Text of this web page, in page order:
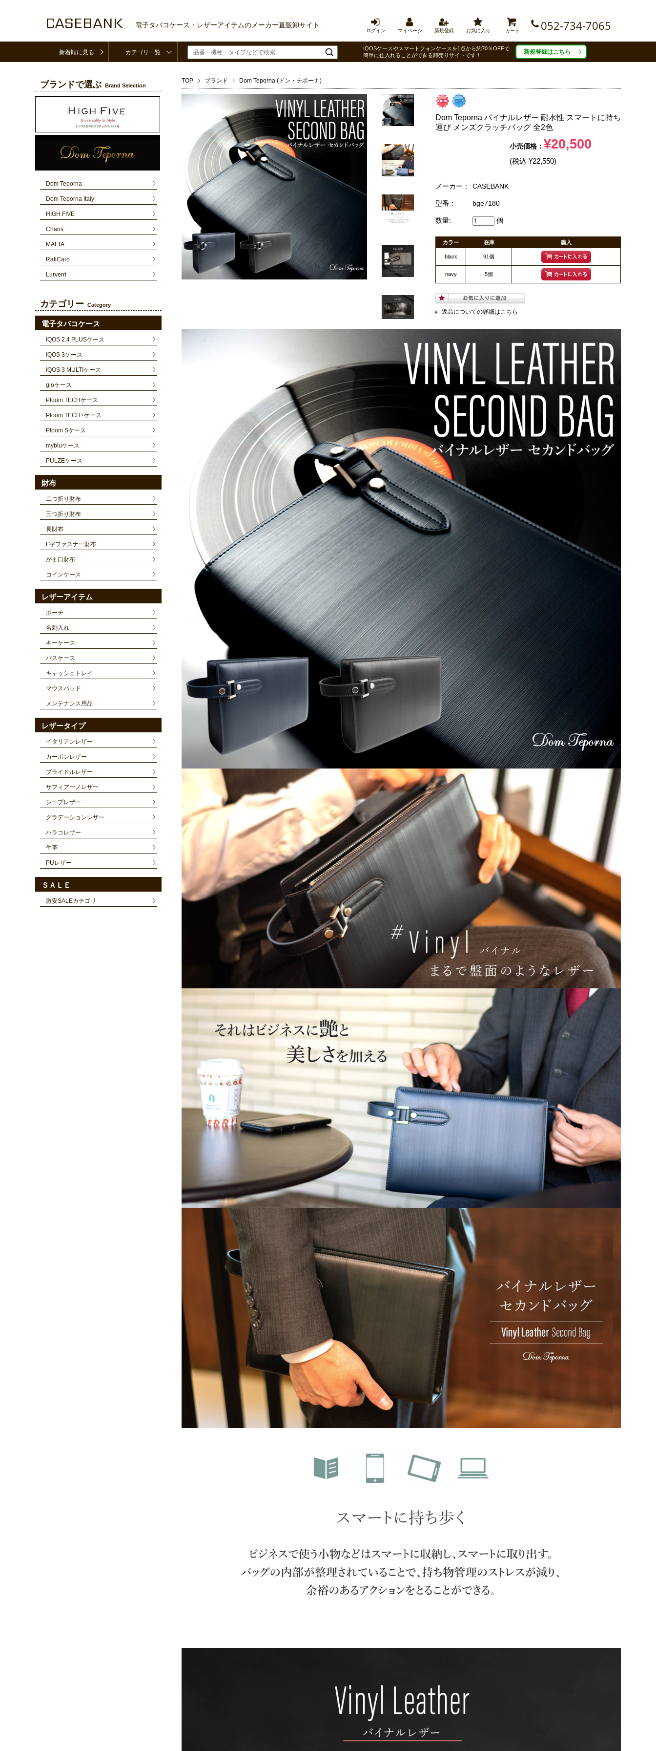
CASEBANK 電子タバコケース・レザーアイテムのメーカー直販卸サイト 052-734-7065
ログイン マイページ 新規登録 お気に入り カート
新着順に見る カテゴリ一覧
IQOSケースやスマートフォンケースを1点から約70％OFFで
簡単に仕入れることができる卸売りサイトです！
新規登録はこちら
TOP ブランド Dom Teporna (ドン・テポーナ)
Dom Teporna バイナルレザー 耐水性 スマートに持ち
運び メンズクラッチバッグ 全2色
¥20,500
(税込 ¥22,550)
メーカー： CASEBANK
型番： bge7180
数量: 個
カラー 在庫 購入
black 91個
navy 5個
返品についての詳細はこちら
ブランドで選ぶ Brand Selection
Dom Teporna
Dom Teporna Italy
HIGH FIVE
Charis
MALTA
RafiCaro
Lurverri
カテゴリー Category
電子タバコケース
IQOS 2.4 PLUSケース
IQOS 3ケース
IQOS 3 MULTIケース
gloケース
Ploom TECHケース
Ploom TECH+ケース
Ploom Sケース
mybluケース
PULZEケース
財布
二つ折り財布
三つ折り財布
長財布
L字ファスナー財布
がま口財布
コインケース
レザーアイテム
ポーチ
名刺入れ
キーケース
パスケース
キャッシュトレイ
マウスパッド
メンテナンス用品
レザータイプ
イタリアンレザー
カーボンレザー
ブライドルレザー
サフィアーノレザー
シープレザー
グラデーションレザー
ハラコレザー
牛革
PUレザー
ＳＡＬＥ
激安SALEカテゴリ